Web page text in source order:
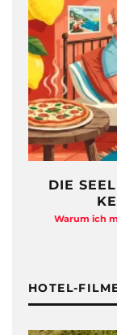
DIE
Warum ich
HOTEL-